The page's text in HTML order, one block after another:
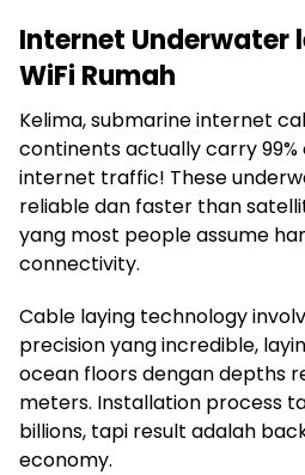
Internet Underwater
WiFi Rumah
Kelima, submarine internet
continents actually carry
internet traffic! These
reliable dan faster than
yang most people assume
connectivity.
Cable laying technology
precision yang incredible,
ocean floors dengan depths
meters. Installation process
billions, tapi result adalah
economy.